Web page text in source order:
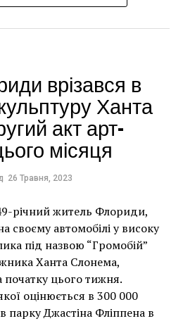
сюжет, который происходил
можно любоваться
отметить, что в скором
выставка работ Джила.
в Нью-Йорке в
чайки, яка ось-ось
чіпсів – сюжет графіті, що
Бенксі, на стіні в
Англії 8 серпня 2021
/ AFP)
Куттс сказав:
врізався в
Ханта
акт арт-
місяця
26 Травня, 2023
річний житель Флориди,
своєму автомобілі у високу
під назвою “Громобій”
Ханта Слонема,
початку цього тижня.
оцінюється в 300 000
парку Джастіна Фліппена в